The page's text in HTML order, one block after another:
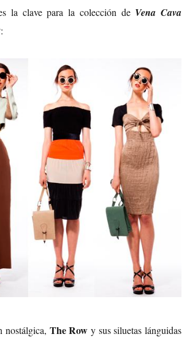
la clave para la colección de Vena Cava
:
nostálgica, The Row y sus siluetas lánguidas